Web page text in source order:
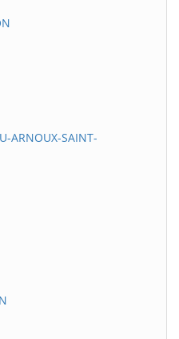
ARNOUX-SAINT-